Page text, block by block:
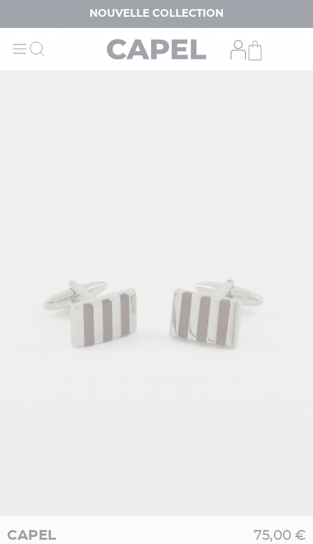
NOUVELLE COLLECTION
CAPEL 75,00 €